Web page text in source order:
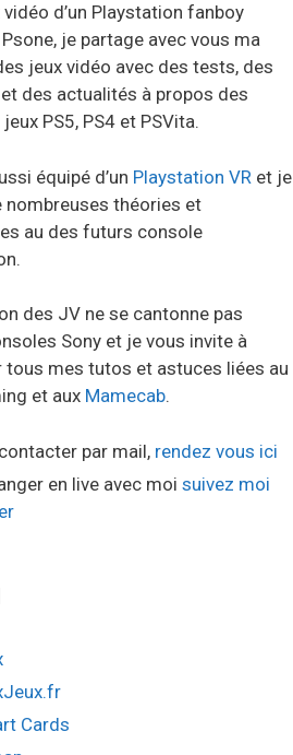
d’un Playstation fanboy
je partage avec vous ma
jeux vidéo avec des tests, des
des actualités à propos des
PS5, PS4 et PSVita.
équipé d’un Playstation VR et je
nombreuses théories et
au des futurs console
des JV ne se cantonne pas
Sony et je vous invite à
tous mes tutos et astuces liées au
et aux Mamecab.
par mail, rendez vous ici
en live avec moi suivez moi
Cards